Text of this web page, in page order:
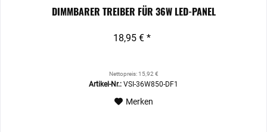
DIMMBARER TREIBER FÜR 36W LED-PANEL
18,95 € *
Nettopreis: 15,92 €
Artikel-Nr.: VSI-36W850-DF1
Merken